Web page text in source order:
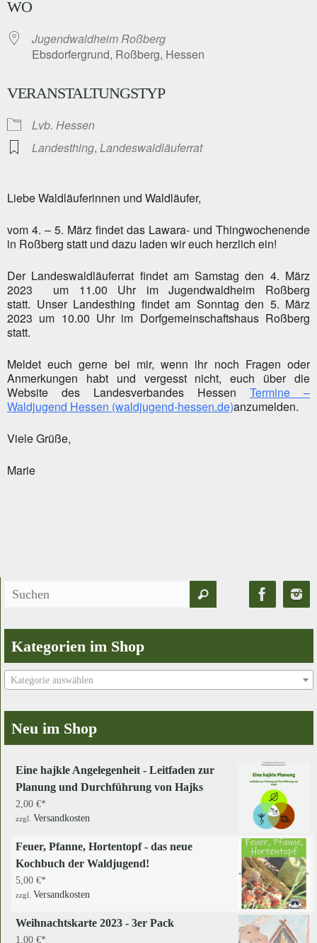
WO
Jugendwaldheim Roßberg
Ebsdorfergrund, Roßberg, Hessen
VERANSTALTUNGSTYP
Lvb. Hessen
Landesthing, Landeswaldläuferrat
Liebe Waldläuferinnen und Waldläufer,
vom 4. – 5. März findet das Lawara- und Thingwochenende
in Roßberg statt und dazu laden wir euch herzlich ein!
Der Landeswaldläuferrat findet am Samstag den 4. März
2023 um 11.00 Uhr im Jugendwaldheim Roßberg
statt. Unser Landesthing findet am Sonntag den 5. März
2023 um 10.00 Uhr im Dorfgemeinschaftshaus Roßberg
statt.
Meldet euch gerne bei mir, wenn ihr noch Fragen oder
Anmerkungen habt und vergesst nicht, euch über die
Website des Landesverbandes Hessen Termine –
Waldjugend Hessen (waldjugend-hessen.de)anzumelden.
Viele Grüße,
Marie
Suchen
Kategorien im Shop
Kategorie auswählen
Neu im Shop
Eine hajkle Angelegenheit - Leitfaden zur
Planung und Durchführung von Hajks
2,00 €
zzgl. Versandkosten
Feuer, Pfanne, Hortentopf - das neue
Kochbuch der Waldjugend!
5,00 €
zzgl. Versandkosten
Weihnachtskarte 2023 - 3er Pack
1,00 €